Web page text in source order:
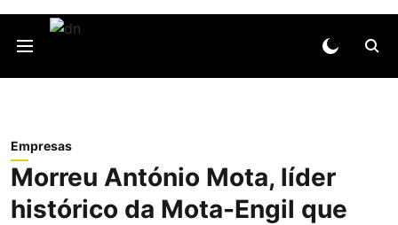
Empresas
Morreu António Mota, líder
histórico da Mota-Engil que